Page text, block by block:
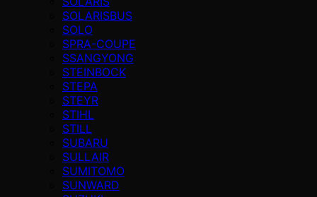
SOLARISBUS
SOLO
SPRA-COUPE
SSANGYONG
STEINBOCK
STEPA
STEYR
STIHL
STILL
SUBARU
SULLAIR
SUMITOMO
SUNWARD